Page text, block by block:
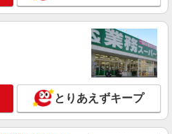
津市 【最寄駅】JR東海道本線「片
など、お好きな勤務地をお選び下さ
詳細を見る
メディカルケア事業部/三島オフィ
とりあえずキープ